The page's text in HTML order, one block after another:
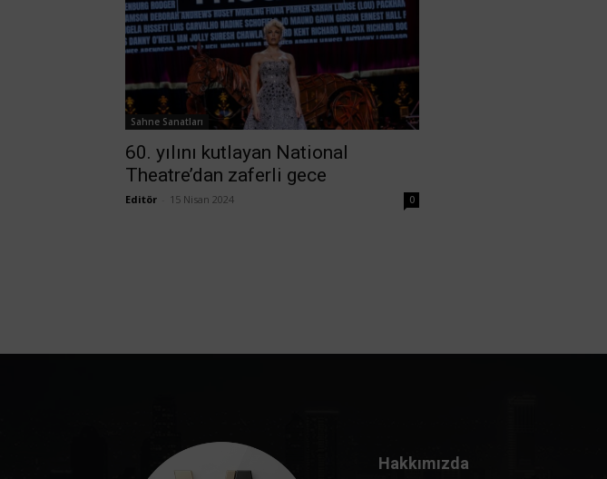
Sahne Sanatları
60. yılını kutlayan National
Theatre’dan zaferli gece
Editör 15 Nisan 2024 0
Hakkımızda